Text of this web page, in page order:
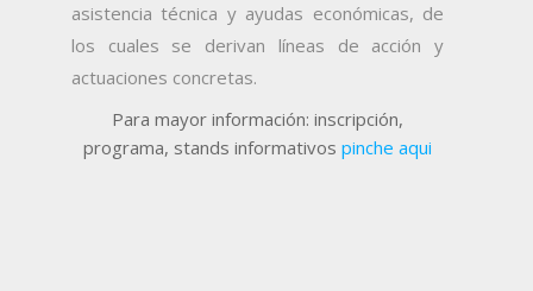
asistencia técnica y ayudas económicas, de
los cuales se derivan líneas de acción y
actuaciones concretas.
Para mayor información: inscripción,
programa, stands informativos pinche aqui